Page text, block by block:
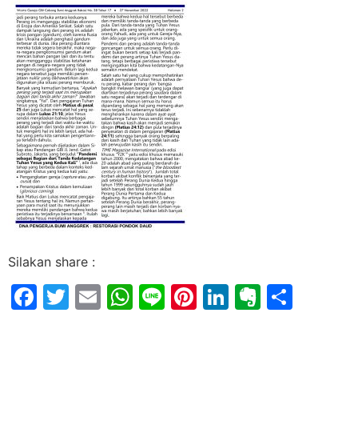
Silakan share :
Facebook
Twitter
EmailWhatsApp
LinePinterest
LinkedIn